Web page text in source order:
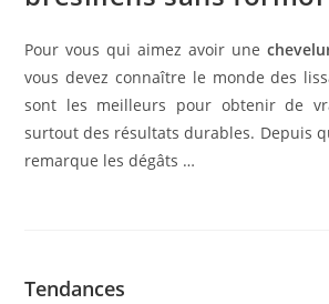
Pour vous qui aimez avoir une
vous devez connaître le monde des
sont les meilleurs pour obtenir de
surtout des résultats durables. Depuis
remarque les dégâts …
Tendances